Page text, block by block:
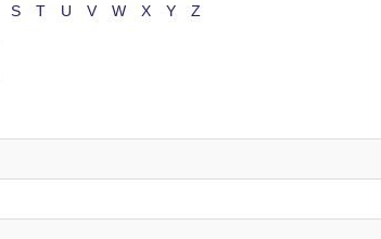
S T U V W X Y Z